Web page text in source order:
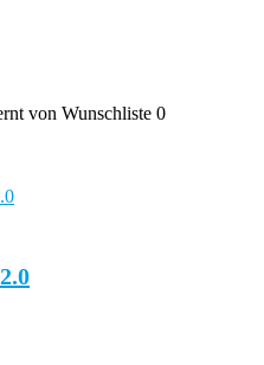
von Wunschliste 0